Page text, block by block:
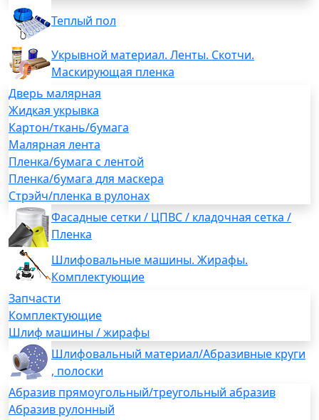
Теплый пол
Укрывной материал. Ленты. Скотчи.
Маскирующая пленка
Дверь малярная
Жидкая укрывка
Картон/ткань/бумага
Малярная лента
Пленка/бумага с лентой
Пленка/бумага для маскера
Стрэйч/пленка в рулонах
Фасадные сетки / ЦПВС / кладочная сетка /
Пленка
Шлифовальные машины. Жирафы.
Комплектующие
Запчасти
Комплектующие
Шлиф машины / жирафы
Шлифовальный материал/Абразивные круги
, полоски
Абразив прямоугольный/треугольный абразив
Абразив рулонный